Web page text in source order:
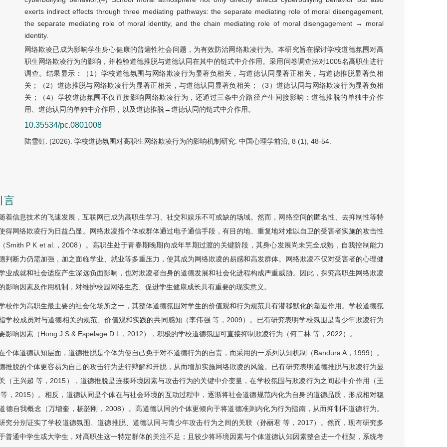
exerts indirect effects through three mediating pathways: the separate mediating role of moral disengagement,
the separate mediating role of moral identity, and the chain mediating role of moral disengagement → moral
identity.
网络欺凌已成为影响学生身心健康的普遍性社会问题，为有效防治网络欺凌行为。本研究旨在探讨学校道德氛围对高
职生网络欺凌行为的影响，并检验道德推脱与道德认同在其中的链式中介作用。采用问卷调查法对1005名高职生进行
调查。结果显示：（1）学校道德氛围与网络欺凌行为显著负相关，与道德认同显著正相关，与道德推脱显著负相
关；（2）道德推脱与网络欺凌行为显著正相关，与道德认同显著负相关；（3）道德认同与网络欺凌行为显著负相
关；（4）学校道德氛围不仅直接影响网络欺凌行为，还通过三条中介路径产生间接影响：道德推脱的单独中介作
用、道德认同的单独中介作用，以及道德推脱→道德认同的链式中介作用。
10.35534/pc.0801008
陆雪虹. (2026). 学校道德氛围对高职生网络欺凌行为的影响机制研究. 中国心理学前沿, 8 (1), 48-54.
言
着信息技术的飞速发展，互联网已成为高职生学习、社交和娱乐不可或缺的场域。然而，网络空间的匿名性、去抑制性等特
得网络欺凌行为日益凸显。网络欺凌指个体或群体通过电子通信手段，有目的地、重复地对难以自卫的受害者实施的攻击性
Smith P K et al.，2008）。高职生处于青春期晚期向成年早期过渡的关键阶段，其身心发展尚未完全成熟，自我控制能力
判断力仍需加强，加之面临学业、就业等多重压力，使其成为网络欺凌的易感和高发群体。网络欺凌不仅对受害者的心理健
业成就和社会适应产生深远负面影响，也对欺凌者自身的道德发展和社会化进程构成严重威胁。因此，探究高职生网络欺凌
影响因素及作用机制，对维护校园网络生态、促进学生健康成长具有重要的现实意义。
校作为高职生最主要的社会化场所之一，其整体道德氛围对学生的价值观和行为规范具有潜移默化的塑造作用。学校道德氛
学校成员对与道德相关的规范、价值观和实践的共同感知（李伟强 等，2009）。已有研究表明学校氛围是青少年欺凌行为
影响因素（Hong J S & Espelage D L，2012），积极的学校道德氛围可直接抑制欺凌行为（何二林 等，2022）。
个体道德认知层面，道德推脱是个体为使自己免于对不道德行为的自责，而采用的一系列认知机制（Bandura A，1999）。
推脱的个体更容易为自己的攻击行为进行辩解和开脱，从而增加实施网络欺凌的风险。已有研究表明道德推脱与欺凌行为显
（王兴超 等，2015），道德推脱是连接环境因素与攻击行为的关键中介变量，在学校氛围与欺凌行为之间起中介作用（王
，2015）。相反，道德认同是个体在与社会环境的互动过程中，逐渐将社会道德规范内化为自身的道德品质，形成相对稳
德自我概念（万增奎，杨韶刚，2008）。高道德认同的个体更倾向于将道德准则内化为行为指南，从而抑制不道德行为。
究分别证实了学校道德氛围、道德推脱、道德认同与青少年攻击行为之间的关联（孙丽君 等，2017）。然而，现有研究多
普通中学生或大学生，对高职生这一特定群体的关注不足；且较少将环境因素与个体道德认知因素整合进一个框架，系统考